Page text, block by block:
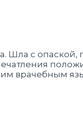
Шла с
врачебным